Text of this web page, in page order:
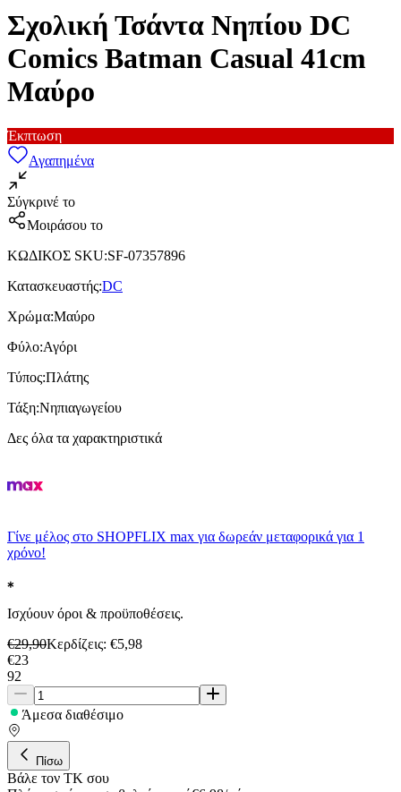
Σχολική Τσάντα Νηπίου DC
Comics Batman Casual 41cm
Μαύρο
Έκπτωση
Αγαπημένα
Σύγκρινέ το
Μοιράσου το
ΚΩΔΙΚΟΣ SKU:SF-07357896
Κατασκευαστής:DC
Χρώμα:Μαύρο
Φύλο:Αγόρι
Τύπος:Πλάτης
Τάξη:Νηπιαγωγείου
Δες όλα τα χαρακτηριστικά
Γίνε μέλος στο SHOPFLIX max για δωρεάν μεταφορικά για 1
χρόνο!
Ισχύουν όροι & προϋποθέσεις.
€29,90Κερδίζεις: €5,98
€23
92
Άμεσα διαθέσιμο
Πίσω
Βάλε τον ΤΚ σου